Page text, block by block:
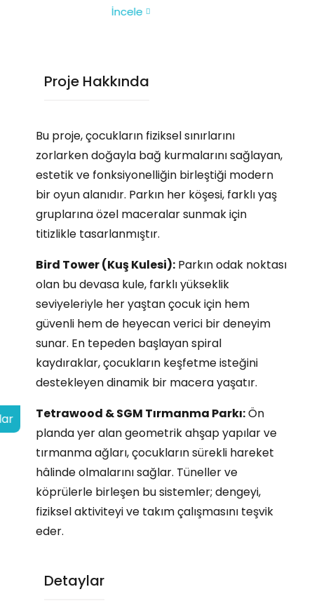
Proje Hakkında
Bu proje, çocukların fiziksel sınırlarını
zorlarken doğayla bağ kurmalarını sağlayan,
estetik ve fonksiyonelliğin birleştiği modern
bir oyun alanıdır. Parkın her köşesi, farklı yaş
gruplarına özel maceralar sunmak için
titizlikle tasarlanmıştır.
Bird Tower (Kuş Kulesi): Parkın odak noktası
olan bu devasa kule, farklı yükseklik
seviyeleriyle her yaştan çocuk için hem
güvenli hem de heyecan verici bir deneyim
sunar. En tepeden başlayan spiral
kaydıraklar, çocukların keşfetme isteğini
destekleyen dinamik bir macera yaşatır.
Tetrawood & SGM Tırmanma Parkı:Ön
planda yer alan geometrik ahşap yapılar ve
tırmanma ağları, çocukların sürekli hareket
hâlinde olmalarını sağlar. Tüneller ve
köprülerle birleşen bu sistemler; dengeyi,
fiziksel aktiviteyi ve takım çalışmasını teşvik
eder.
Detaylar